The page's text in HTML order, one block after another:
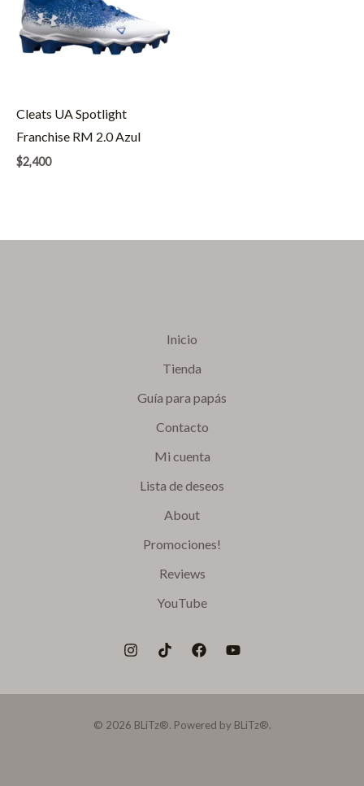
Cleats UA Spotlight
Franchise RM 2.0 Azul
$2,400
Inicio
Tienda
Guía para papás
Contacto
Mi cuenta
Lista de deseos
About
Promociones!
Reviews
YouTube
© 2026 BLiTz®. Powered by BLiTz®.